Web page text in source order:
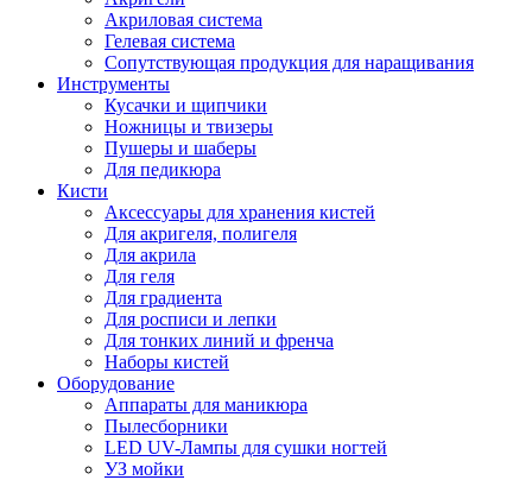
Акриловая система
Гелевая система
Сопутствующая продукция для наращивания
Инструменты
Кусачки и щипчики
Ножницы и твизеры
Пушеры и шаберы
Для педикюра
Кисти
Аксессуары для хранения кистей
Для акригеля, полигеля
Для акрила
Для геля
Для градиента
Для росписи и лепки
Для тонких линий и френча
Наборы кистей
Оборудование
Аппараты для маникюра
Пылесборники
LED UV-Лампы для сушки ногтей
УЗ мойки